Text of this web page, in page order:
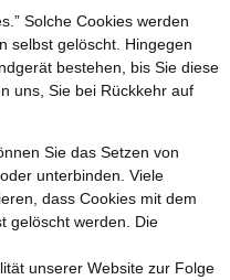
Solche Cookies werden
selbst gelöscht. Hingegen
bestehen, bis Sie diese
uns, Sie bei Rückkehr auf
Sie das Setzen von
unterbinden. Viele
dass Cookies mit dem
gelöscht werden. Die
unserer Website zur Folge